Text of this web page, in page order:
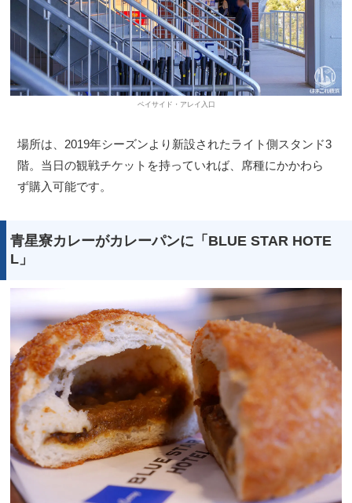
ベイサイド・アレイ入口
場所は、2019年シーズンより新設されたライト側スタンド3
階。当日の観戦チケットを持っていれば、席種にかかわら
ず購入可能です。
青星寮カレーがカレーパンに「BLUE STAR HOTE
L」